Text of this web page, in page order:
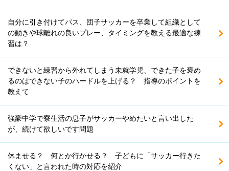
自分に引き付けてパス、団子サッカーを卒業して組織として
の動きや球離れの良いプレー、タイミングを教える最適な練
習は？
できないと練習から外れてしまう未就学児、できた子を褒め
るのはできない子のハードルを上げる？ 指導のポイントを
教えて
強豪中学で寮生活の息子がサッカーやめたいと言い出した
が、続けて欲しいです問題
休ませる？ 何とか行かせる？ 子どもに「サッカー行きた
くない」と言われた時の対応を紹介